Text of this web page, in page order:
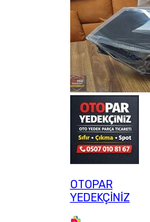
OTOPAR
YEDEKÇİNİZ